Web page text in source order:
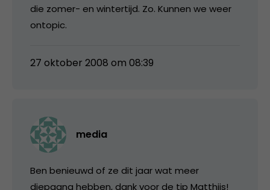
die zomer- en wintertijd. Zo. Kunnen we weer
ontopic.
27 oktober 2008 om 08:39
media
Ben benieuwd of ze dit jaar wat meer
diepgang hebben, dank voor de tip Matthijs!